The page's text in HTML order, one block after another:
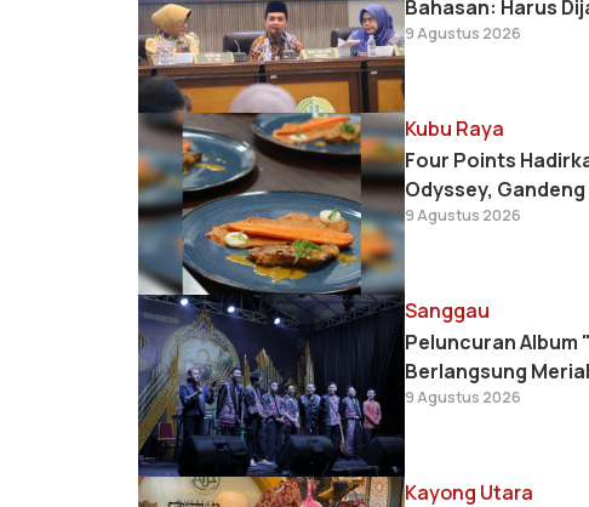
Bahasan: Harus
9 Agustus 2026
Kubu Raya
Four Points
Odyssey,
9 Agustus 2026
Sanggau
Peluncuran Album
Berlangsung
9 Agustus 2026
Kayong Utara